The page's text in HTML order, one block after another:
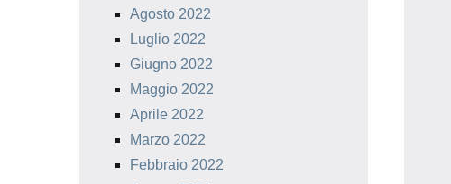
Agosto 2022
Luglio 2022
Giugno 2022
Maggio 2022
Aprile 2022
Marzo 2022
Febbraio 2022